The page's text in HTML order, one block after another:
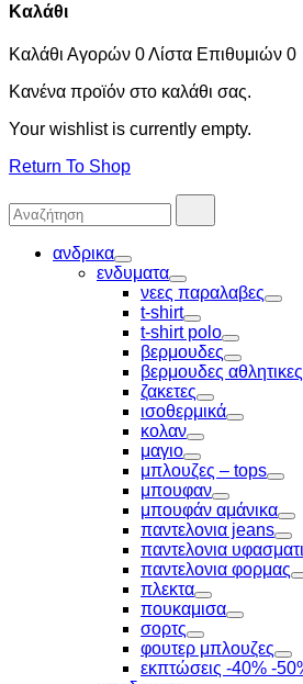
Καλάθι
Καλάθι Αγορών 0Λίστα Επιθυμιών 0
Κανένα προϊόν στο καλάθι σας.
Your wishlist is currently empty.
Return To Shop
Αναζήτησα
για:
ανδρικα
Toggle
ενδυματα
Toggle
νεες παραλαβες
t-shirt
Toggle
t-shirt polo
Toggle
βερμουδες
Toggle
βερμουδες αθλητικες
ζακετες
Toggle
ισοθερμικά
Toggle
κολαν
Toggle
μαγιο
Toggle
μπλουζες – tops
μπουφαν
Toggle
μπουφάν αμάνικα
παντελονια jeans
παντελονια
παντελονια φορμας
πλεκτα
Toggle
πουκαμισα
Toggle
σορτς
Toggle
φουτερ μπλουζες
εκπτώσεις -40% -